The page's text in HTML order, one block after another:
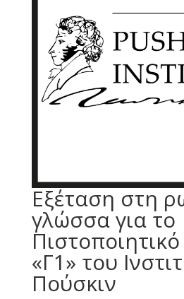
Εξέταση στη
γλώσσα για το
«Γ1» του
Πούσκιν